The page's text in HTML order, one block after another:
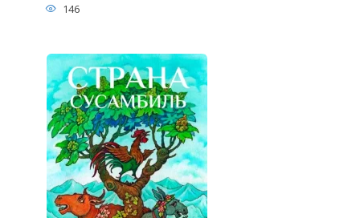
146